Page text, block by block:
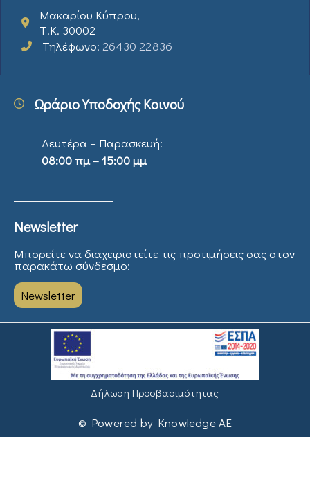
Μακαρίου Κύπρου,
Τ.Κ. 30002
Τηλέφωνο: 26430 22836
Ωράριο Υποδοχής Κοινού
Δευτέρα – Παρασκευή:
08:00 πμ – 15:00 μμ
Newsletter
Μπορείτε να διαχειριστείτε τις προτιμήσεις σας στον
παρακάτω σύνδεσμο:
Newsletter
Δήλωση Προσβασιμότητας
© Powered by Knowledge AE